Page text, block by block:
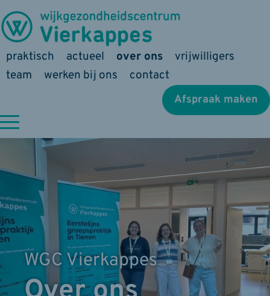
praktisch actueel over ons
vrijwilligers
team
werken bij ons contact
Afspraak maken
WGC Vierkappes